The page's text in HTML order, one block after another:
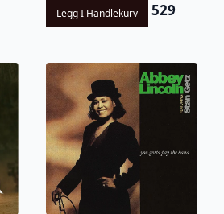
Legg I Handlekurv 529